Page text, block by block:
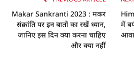
Makar Sankranti 2023 : मकर
संक्रांति पर इन बातों का रखें ध्यान,
जानिए इस दिन क्या करना चाहिए
और क्या नहीं
में